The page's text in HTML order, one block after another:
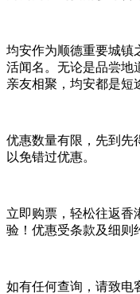
均安作为顺德重要城镇
活闻名。无论是品尝地
亲友相聚，均安都是短
优惠数量有限，先到先
以免错过优惠。
立即购票，轻松往返香
验！优惠受条款及细则
如有任何查询，请致电